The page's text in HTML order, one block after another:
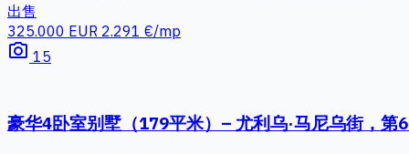
出售
325.000 EUR 2.291 €/mp
photo_camera 15
豪华4卧室别墅（179平米）– 尤利乌·马尼乌街，第